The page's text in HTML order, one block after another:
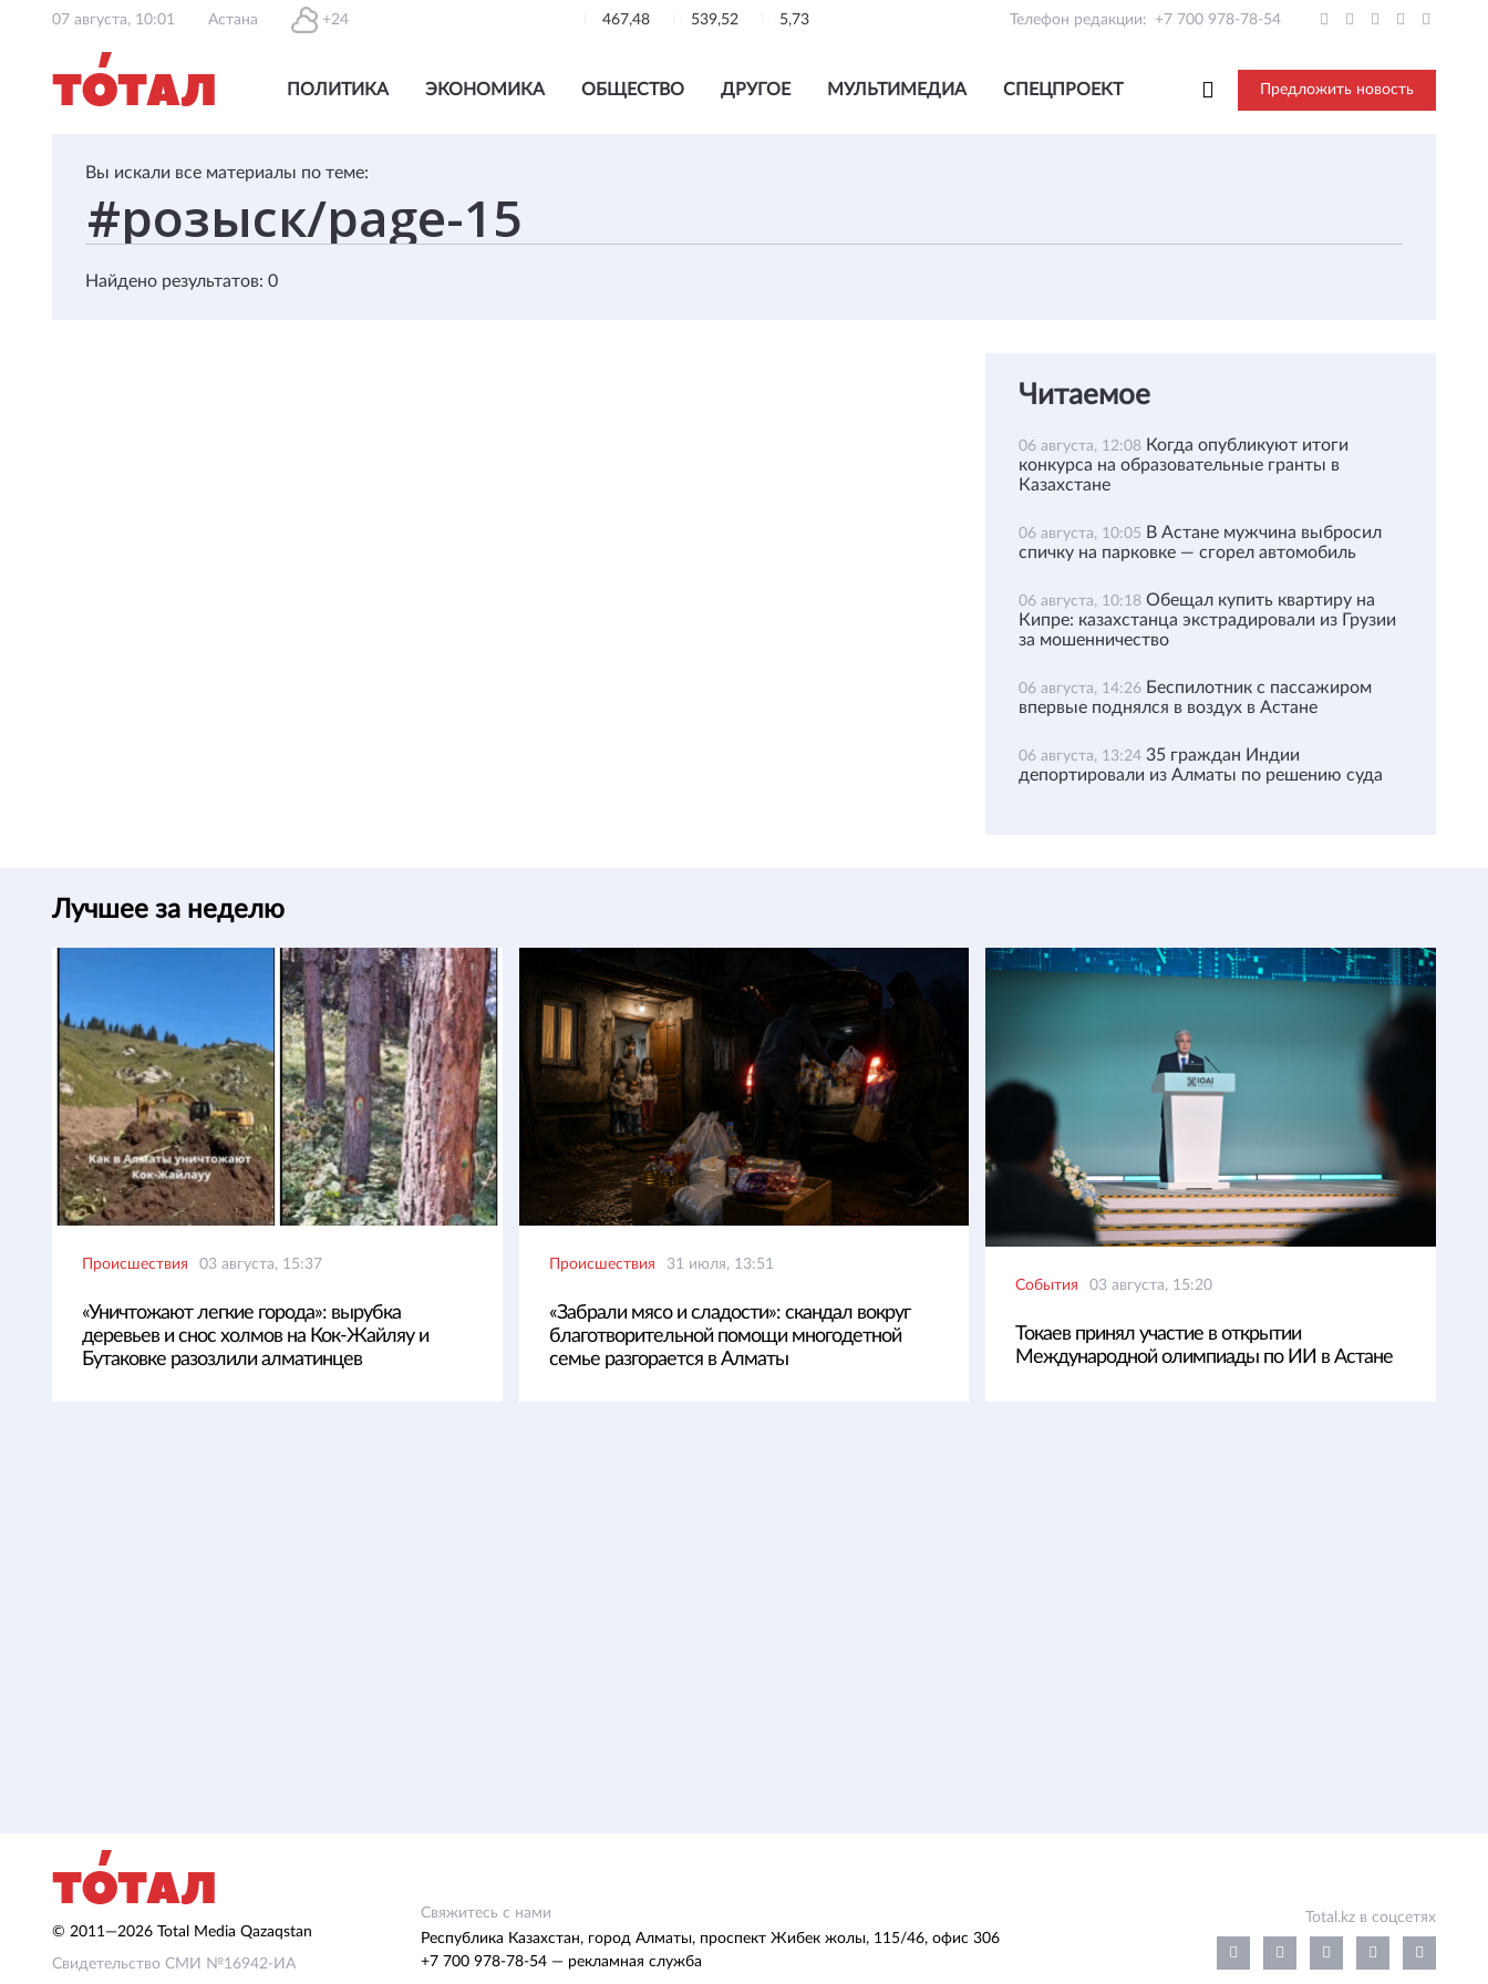
07 августа, 10:01 Астана +24 467,48 539,52 5,73 Телефон редакции: +7 700 978-78-54
ПОЛИТИКА ЭКОНОМИКА ОБЩЕСТВО ДРУГОЕ МУЛЬТИМЕДИА СПЕЦПРОЕКТ Предложить новость
Вы искали все материалы по теме:
Найдено результатов: 0
Читаемое
06 августа, 12:08 Когда опубликуют итоги
конкурса на образовательные гранты в
Казахстане
06 августа, 10:05 В Астане мужчина выбросил
спичку на парковке — сгорел автомобиль
06 августа, 10:18 Обещал купить квартиру на
Кипре: казахстанца экстрадировали из Грузии
за мошенничество
06 августа, 14:26 Беспилотник с пассажиром
впервые поднялся в воздух в Астане
06 августа, 13:24 35 граждан Индии
депортировали из Алматы по решению суда
Лучшее за неделю
Происшествия 03 августа, 15:37
«Уничтожают легкие города»: вырубка
деревьев и снос холмов на Кок-Жайляу и
Бутаковке разозлили алматинцев
Происшествия 31 июля, 13:51
«Забрали мясо и сладости»: скандал вокруг
благотворительной помощи многодетной
семье разгорается в Алматы
События 03 августа, 15:20
Токаев принял участие в открытии
Международной олимпиады по ИИ в Астане
© 2011—2026 Total Media Qazaqstan
Свидетельство СМИ №16942-ИА
Свяжитесь с нами
Республика Казахстан, город Алматы, проспект Жибек жолы, 115/46, офис 306
+7 700 978-78-54 — рекламная служба
Total.kz в соцсетях